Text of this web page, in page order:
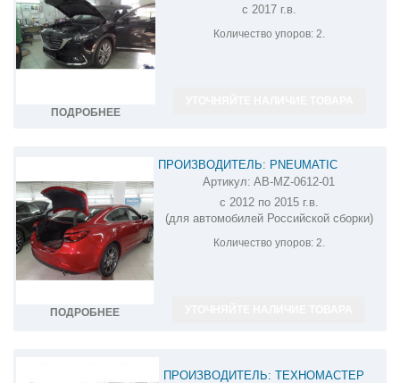
ПОДРОБНЕЕ
CX-9 KU-MZ-CX09-00
с 2017 г.в.
Количество упоров: 2.
ПОДРОБНЕЕ
ПРОИЗВОДИТЕЛЬ: PNEUMATIC
АМОРТИЗАТОР (УПОР) БАГАЖНИКА НА
MAZDA 6 AB-MZ-0612-01
Артикул: AB-MZ-0612-01
с 2012 по 2015 г.в.
(для автомобилей Российской сборки)
Количество упоров:2.
ПРОИЗВОДИТЕЛЬ: ТЕХНОМАСТЕР